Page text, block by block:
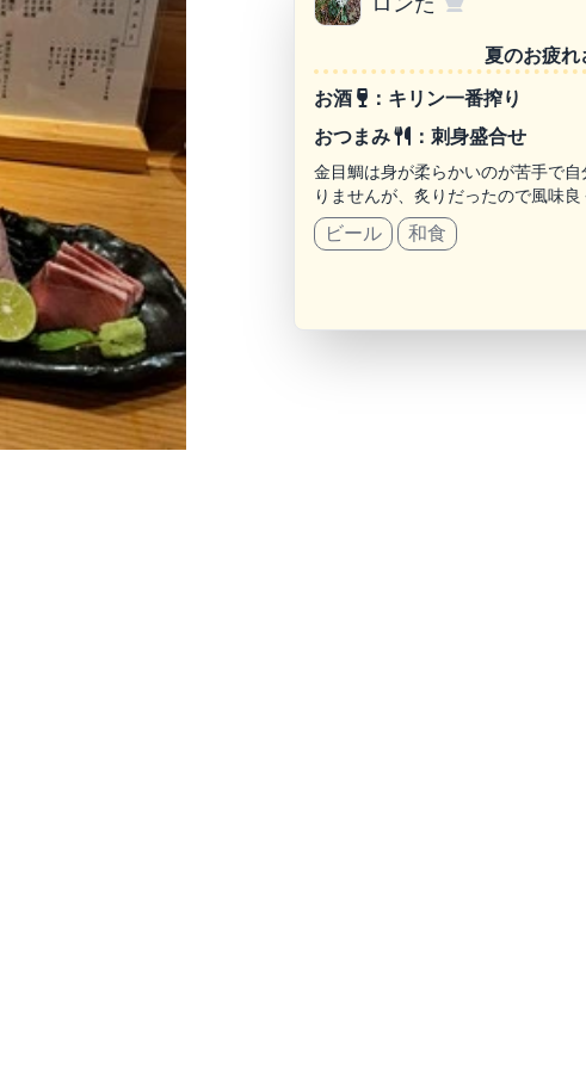
夏のお疲れ
お酒
：キリン一番搾り
おつまみ
：刺身盛合せ
金目鯛は身が柔らかいのが苦手で
りませんが、炙りだったので風味良
ビール 和食